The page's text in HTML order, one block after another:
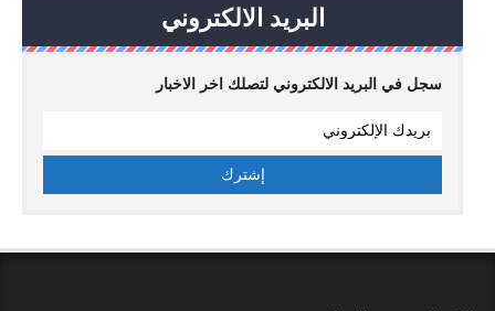
البريد الالكتروني
سجل في البريد الالكتروني لتصلك اخر الاخبار